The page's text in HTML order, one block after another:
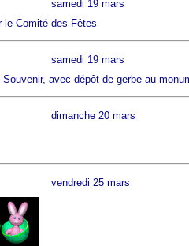
samedi 19 mars
le Comité des Fêtes
samedi 19 mars
avec dépôt de gerbe au
dimanche 20 mars
vendredi 25 mars